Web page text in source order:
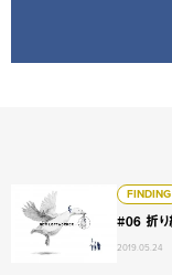
FINDING
#06 折り
2019.05.24
#06 折り紙付き採